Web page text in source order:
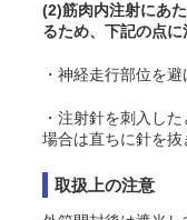
(2)筋肉内注射にあ
るため、下記の点に
・神経走行部位を避
・注射針を刺入し
場合は直ちに針を抜
取扱上の注意